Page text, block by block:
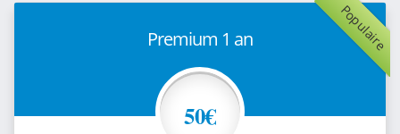
Populaire
Premium 1 an
50€